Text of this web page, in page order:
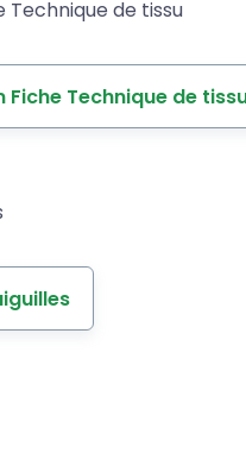
Technique de tissu
Fiche Technique de